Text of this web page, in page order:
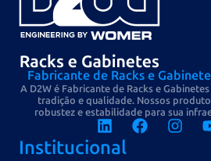
Fabricante de Racks e
A D2W é Fabricante de Racks e
tradição e qualidade. Nossos
robustez e estabilidade para sua
Institucional